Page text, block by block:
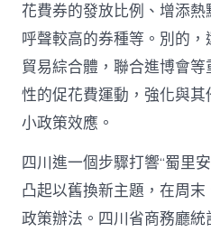
花費券的發放比例、增添
呼聲較高的券種等。別的，
貿易綜合體，聯合進博會
性的促花費運動，強化與
小政策效應。
四川進一個步驟打響“蜀里
凸起以舊換新主題，在周
政策辦法。四川省商務廳